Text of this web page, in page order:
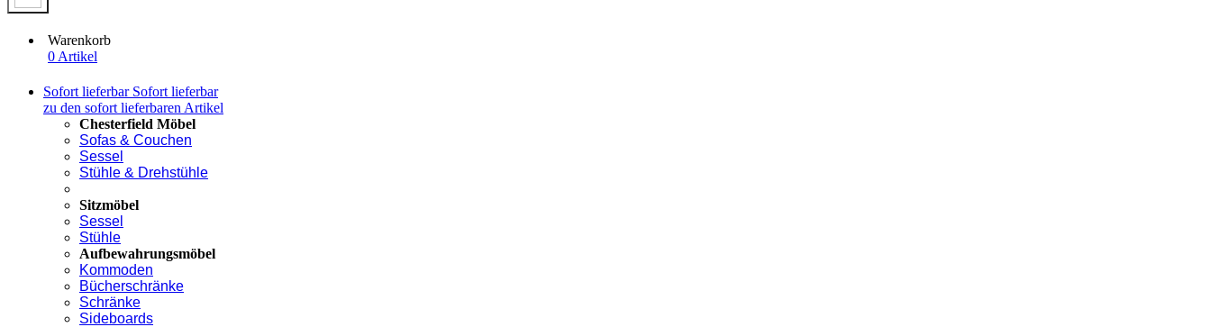
Warenkorb
0 Artikel
Sofort lieferbar Sofort lieferbar
zu den sofort lieferbaren Artikel
Chesterfield Möbel
Sofas & Couchen
Sessel
Stühle & Drehstühle
Sitzmöbel
Sessel
Stühle
Aufbewahrungsmöbel
Kommoden
Bücherschränke
Schränke
Sideboards